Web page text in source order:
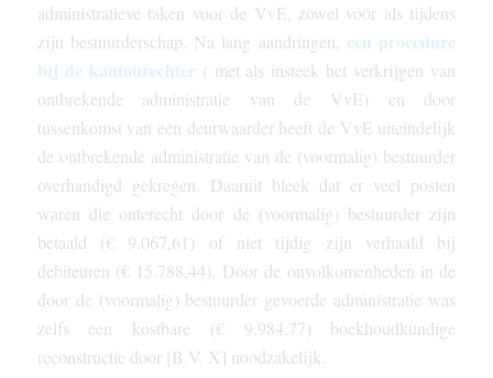
administratieve taken voor de VvE, zowel vóór als tijdens
zijn bestuurderschap. Na lang aandringen, een procedure
bij de kantonrechter ( met als insteek het verkrijgen van
ontbrekende administratie van de VvE) en door
tussenkomst van een deurwaarder heeft de VvE uiteindelijk
de ontbrekende administratie van de (voormalig) bestuurder
overhandigd gekregen. Daaruit bleek dat er veel posten
waren die onterecht door de (voormalig) bestuurder zijn
betaald (€ 9.067,61) of niet tijdig zijn verhaald bij
debiteuren (€ 15.788,44). Door de onvolkomenheden in de
door de (voormalig) bestuurder gevoerde administratie was
zelfs een kostbare (€ 9.984,77) boekhoudkundige
reconstructie door [B.V. X] noodzakelijk.